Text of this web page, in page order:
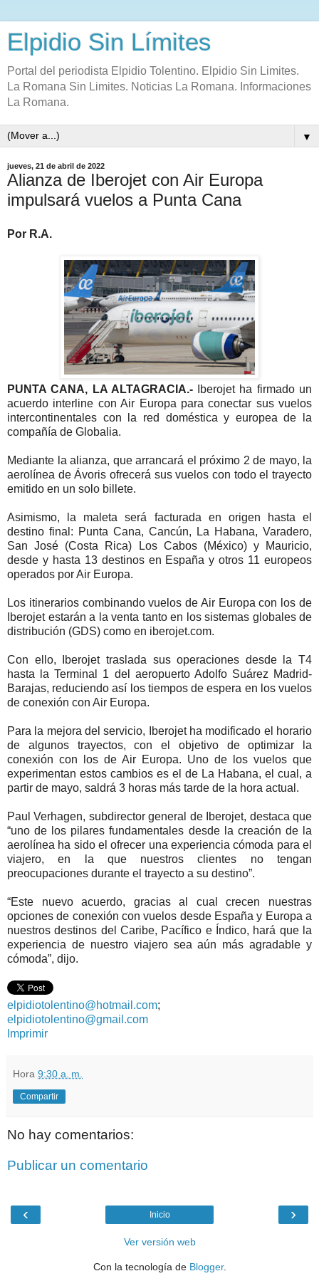
Elpidio Sin Límites
Portal del periodista Elpidio Tolentino. Elpidio Sin Limites.
La Romana Sin Limites. Noticias La Romana. Informaciones
La Romana.
▼
jueves, 21 de abril de 2022
Alianza de Iberojet con Air Europa
impulsará vuelos a Punta Cana
Por R.A.
PUNTA CANA, LA ALTAGRACIA.-
Iberojet ha firmado un
acuerdo interline con Air Europa para conectar sus vuelos
intercontinentales con la red doméstica y europea de la
compañía de Globalia.
Mediante la alianza, que arrancará el próximo 2 de mayo, la
aerolínea de Ávoris ofrecerá sus vuelos con todo el trayecto
emitido en un solo billete.
Asimismo, la maleta será facturada en origen hasta el
destino final: Punta Cana, Cancún, La Habana, Varadero,
San José (Costa Rica) Los Cabos (México) y Mauricio,
desde y hasta 13 destinos en España y otros 11 europeos
operados por Air Europa.
Los itinerarios combinando vuelos de Air Europa con los de
Iberojet estarán a la venta tanto en los sistemas globales de
distribución (GDS) como en iberojet.com.
Con ello, Iberojet traslada sus operaciones desde la T4
hasta la Terminal 1 del aeropuerto Adolfo Suárez Madrid-
Barajas, reduciendo así los tiempos de espera en los vuelos
de conexión con Air Europa.
Para la mejora del servicio, Iberojet ha modificado el horario
de algunos trayectos, con el objetivo de optimizar la
conexión con los de Air Europa. Uno de los vuelos que
experimentan estos cambios es el de La Habana, el cual, a
partir de mayo, saldrá 3 horas más tarde de la hora actual.
Paul Verhagen, subdirector general de Iberojet, destaca que
“uno de los pilares fundamentales desde la creación de la
aerolínea ha sido el ofrecer una experiencia cómoda para el
viajero, en la que nuestros clientes no tengan
preocupaciones durante el trayecto a su destino”.
“Este nuevo acuerdo, gracias al cual crecen nuestras
opciones de conexión con vuelos desde España y Europa a
nuestros destinos del Caribe, Pacífico e Índico, hará que la
experiencia de nuestro viajero sea aún más agradable y
cómoda”, dijo.
elpidiotolentino@hotmail.com;
elpidiotolentino@gmail.com
Imprimir
Hora 9:30 a. m.
Compartir
No hay comentarios:
Publicar un comentario
‹ ›
Inicio
Ver versión web
Con la tecnología de Blogger.